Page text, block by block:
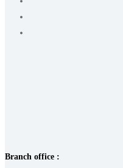
Branch office :